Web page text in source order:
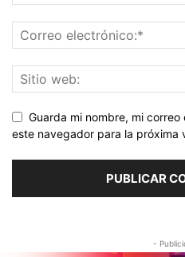
Guarda mi nombre, mi
este navegador para la próxima
-